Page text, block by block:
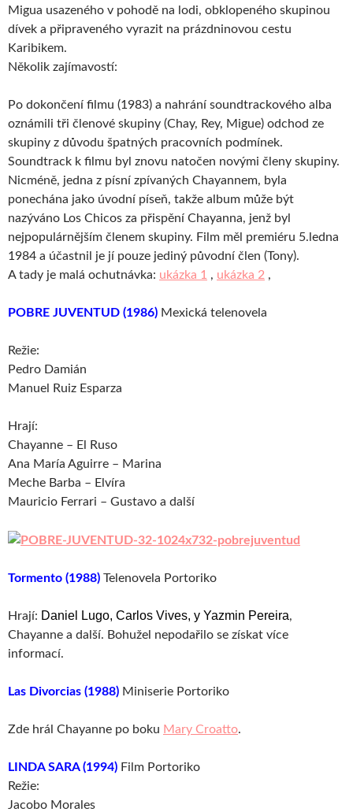
Migua usazeného v pohodě na lodi, obklopeného skupinou
dívek a připraveného vyrazit na prázdninovou cestu
Karibikem.
Několik zajímavostí:
Po dokončení filmu (1983) a nahrání soundtrackového alba
oznámili tři členové skupiny (Chay, Rey, Migue) odchod ze
skupiny z důvodu špatných pracovních podmínek.
Soundtrack k filmu byl znovu natočen novými členy skupiny.
Nicméně, jedna z písní zpívaných Chayannem, byla
ponechána jako úvodní píseň, takže album může být
nazýváno Los Chicos za přispění Chayanna, jenž byl
nejpopulárnějším členem skupiny. Film měl premiéru 5.ledna
1984 a účastnil je jí pouze jediný původní člen (Tony).
A tady je malá ochutnávka: ukázka 1 , ukázka 2 ,
POBRE JUVENTUD (1986) Mexická telenovela
Režie:
Pedro Damián
Manuel Ruiz Esparza
Hrají:
Chayanne – El Ruso
Ana María Aguirre – Marina
Meche Barba – Elvíra
Mauricio Ferrari – Gustavo a další
Tormento (1988) Telenovela Portoriko
Hrají: Daniel Lugo, Carlos Vives, y Yazmin Pereira,
Chayanne a další. Bohužel nepodařilo se získat více
informací.
Las Divorcias (1988) Miniserie Portoriko
Zde hrál Chayanne po boku Mary Croatto.
LINDA SARA (1994) Film Portoriko
Režie:
Jacobo Morales